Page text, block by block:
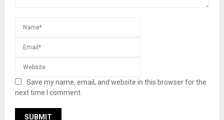
Save my name, email, and website in this browser for the
next time I comment.